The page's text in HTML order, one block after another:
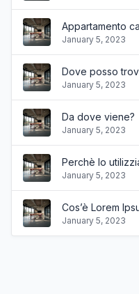
Appartamento
January 5, 2023
Dove posso
January 5, 2023
Da dove viene?
January 5, 2023
Perchè lo
January 5, 2023
Cos’è Lorem
January 5, 2023